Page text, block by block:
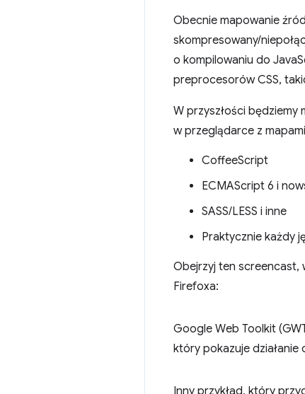
Obecnie mapowanie
skompresowany/
o kompilowaniu do
preprocesorów CSS,
W przyszłości będziemy
w przeglądarce z
CoffeeScript
ECMAScript 6 i
SASS/LESS i inne
Praktycznie każdy
Obejrzyj ten screencast,
Firefoxa:
Google Web Toolkit
który pokazuje działanie
Inny przykład, który